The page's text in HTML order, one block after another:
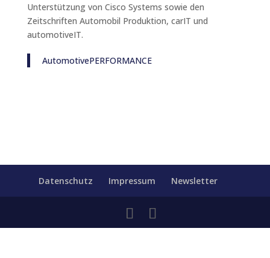
Unterstützung von Cisco Systems sowie den
Zeitschriften Automobil Produktion, carIT und
automotiveIT.
AutomotivePERFORMANCE
Datenschutz Impressum Newsletter